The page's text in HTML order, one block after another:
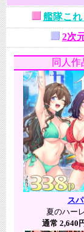
艦隊こ
2次